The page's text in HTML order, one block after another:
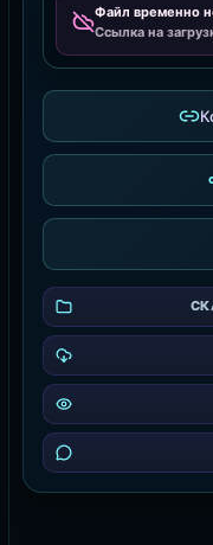
Файл временно
Ссылка на